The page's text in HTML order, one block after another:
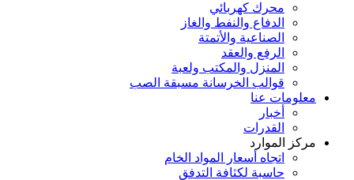
محرك كهربائي
الدفاع والنفط والغاز
الصناعية والأتمتة
الرفع والعقد
المنزل والمكتب ولعبة
قوالب الخرسانة مسبقة الصب
معلومات عنا
أخبار
القدرات
مركز الموارد
اتجاه أسعار المواد الخام
حاسبة لكثافة التدفق